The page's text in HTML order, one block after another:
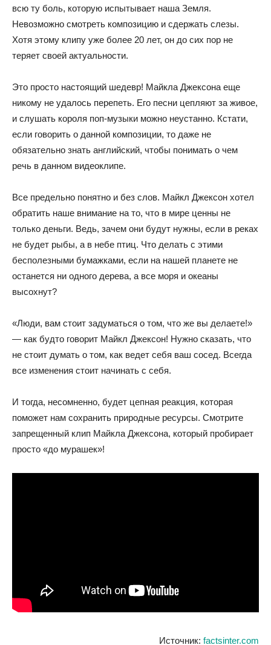
всю ту боль, которую испытывает наша Земля.
Невозможно смотреть композицию и сдержать слезы.
Хотя этому клипу уже более 20 лет, он до сих пор не
теряет своей актуальности.
Это просто настоящий шедевр! Майкла Джексона еще
никому не удалось перепеть. Его песни цепляют за живое,
и слушать короля поп-музыки можно неустанно. Кстати,
если говорить о данной композиции, то даже не
обязательно знать английский, чтобы понимать о чем
речь в данном видеоклипе.
Все предельно понятно и без слов. Майкл Джексон хотел
обратить наше внимание на то, что в мире ценны не
только деньги. Ведь, зачем они будут нужны, если в реках
не будет рыбы, а в небе птиц. Что делать с этими
бесполезными бумажками, если на нашей планете не
останется ни одного дерева, а все моря и океаны
высохнут?
«Люди, вам стоит задуматься о том, что же вы делаете!»
— как будто говорит Майкл Джексон! Нужно сказать, что
не стоит думать о том, как ведет себя ваш сосед. Всегда
все изменения стоит начинать с себя.
И тогда, несомненно, будет цепная реакция, которая
поможет нам сохранить природные ресурсы. Смотрите
запрещенный клип Майкла Джексона, который пробирает
просто «до мурашек»!
Источник: factsinter.com